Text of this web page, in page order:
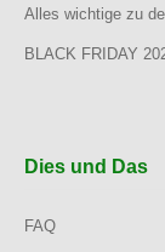
Alles wichtige zu
BLACK FRIDAY
Dies und Das
FAQ